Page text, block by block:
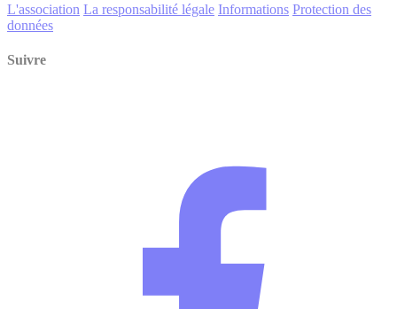
L'association La responsabilité légale Informations Protection des
données
Suivre